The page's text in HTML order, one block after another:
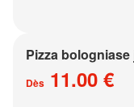
Pizza
Dès 11.00 €